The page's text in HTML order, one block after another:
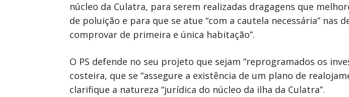
núcleo da Culatra, para serem realizadas dragagens que
de poluição e para que se atue “com a cautela necessária” nas
comprovar de primeira e única habitação”.
O PS defende no seu projeto que sejam “reprogramados os
costeira, que se “assegure a existência de um plano de
clarifique a natureza “jurídica do núcleo da ilha da Culatra”.